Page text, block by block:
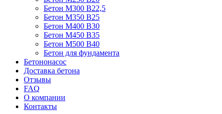
Бетон М300 В22,5
Бетон М350 В25
Бетон М400 В30
Бетон М450 В35
Бетон М500 В40
Бетон для фундамента
Бетононасос
Доставка бетона
Отзывы
FAQ
О компании
Контакты